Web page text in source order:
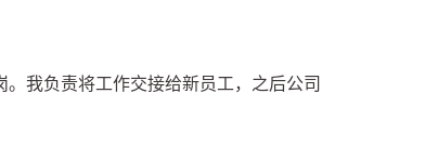
我负责将工作交接给新员工，之后公司